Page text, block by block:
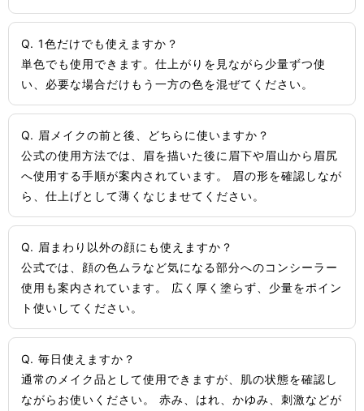
Q. 1色だけでも使えますか？
単色でも使用できます。仕上がりを見ながら少量ずつ使
い、必要な場合だけもう一方の色を混ぜてください。
Q. 眉メイクの前と後、どちらに使いますか？
公式の使用方法では、眉を描いた後に眉下や眉山から眉尻
へ使用する手順が案内されています。 眉の形を確認しなが
ら、仕上げとして薄くなじませてください。
Q. 眉まわり以外の顔にも使えますか？
公式では、顔の色ムラなど気になる部分へのコンシーラー
使用も案内されています。 広く厚く塗らず、少量をポイン
ト使いしてください。
Q. 毎日使えますか？
通常のメイク品として使用できますが、肌の状態を確認し
ながらお使いください。 赤み、はれ、かゆみ、刺激などが